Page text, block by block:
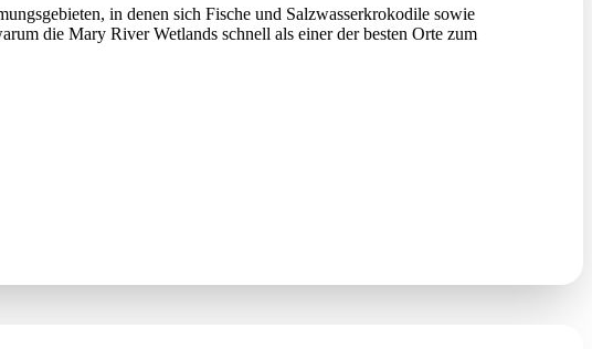
in denen sich Fische und Salzwasserkrokodile sowie
die Mary River Wetlands schnell als einer der besten Orte zum